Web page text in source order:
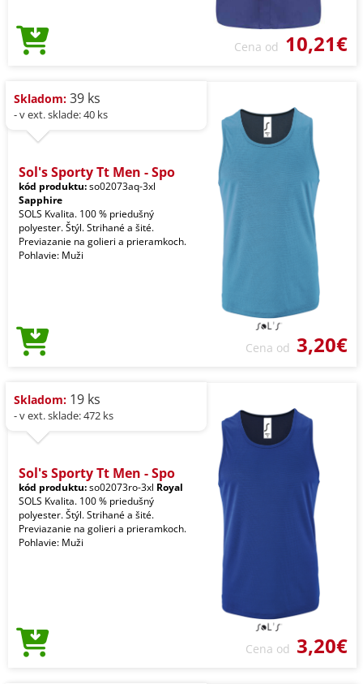
Cena od 10,21€
Skladom: 39 ks
- v ext. sklade: 40 ks
Sol's Sporty Tt Men - Spo
kód produktu:so02073aq-3xl
Sapphire
SOLS Kvalita. 100 % priedušný
polyester. Štýl. Strihané a šité.
Previazanie na golieri a prieramkoch.
Pohlavie: Muži
Cena od 3,20€
Skladom: 19 ks
- v ext. sklade: 472 ks
Sol's Sporty Tt Men - Spo
kód produktu:so02073ro-3xl Royal
SOLS Kvalita. 100 % priedušný
polyester. Štýl. Strihané a šité.
Previazanie na golieri a prieramkoch.
Pohlavie: Muži
Cena od 3,20€